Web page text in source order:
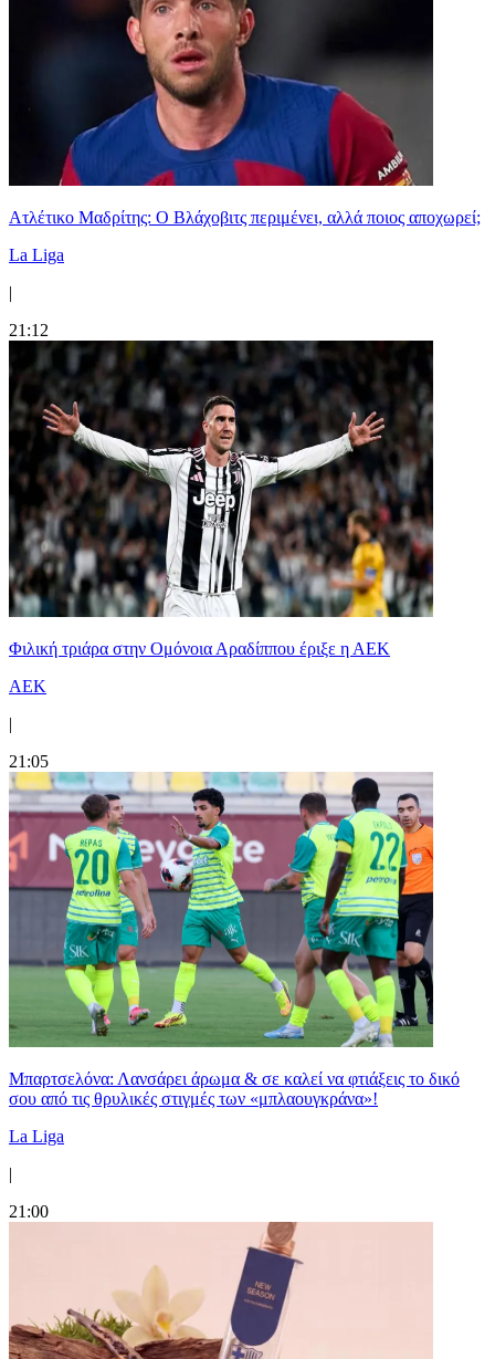
Ατλέτικο Μαδρίτης: Ο Βλάχοβιτς περιμένει, αλλά ποιος αποχωρεί;
La Liga
|
21:12
Φιλική τριάρα στην Ομόνοια Αραδίππου έριξε η ΑΕΚ
ΑΕΚ
|
21:05
Μπαρτσελόνα: Λανσάρει άρωμα & σε καλεί να φτιάξεις το δικό
σου από τις θρυλικές στιγμές των «μπλαουγκράνα»!
La Liga
|
21:00